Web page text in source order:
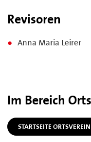
Revisoren
Anna Maria Leirer
Im Bereich
STARTSEITE ORTSVEREIN